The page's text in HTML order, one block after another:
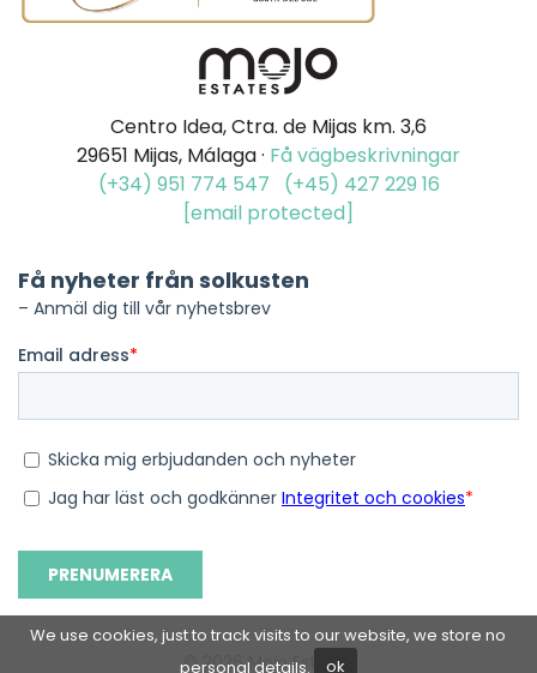
Centro Idea, Ctra. de Mijas km. 3,6
29651 Mijas, Málaga · Få vägbeskrivningar
(+34) 951 774 547
(+45) 427 229 16
[email protected]
© 2026 Mojo Estates
We use cookies, just to track visits to our website, we store no
personal details.
ok